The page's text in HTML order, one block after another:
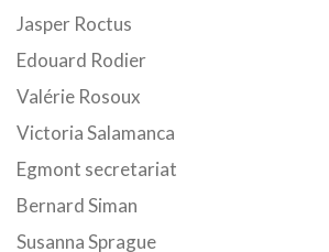
Jasper Roctus
Edouard Rodier
Valérie Rosoux
Victoria Salamanca
Egmont secretariat
Bernard Siman
Susanna Sprague